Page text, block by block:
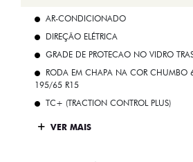
AR-CONDICIONADO
DIREÇÃO ELÉTRICA
GRADE DE PROTECAO NO VIDRO
RODA EM CHAPA NA COR CHUMBO
195/65 R15
TC+ (TRACTION CONTROL PLUS)
VER MAIS